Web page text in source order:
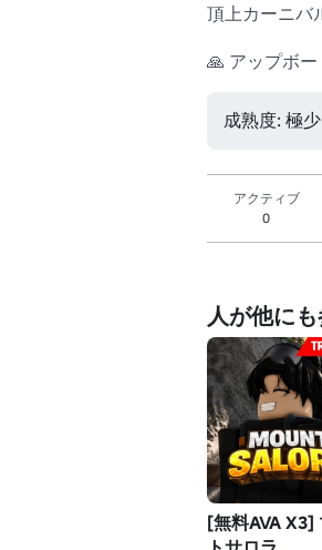
頂上カーニバ
🙏 アップボ
成熟度: 極
アクティブ
0
人が他に
[無料AVA X3]